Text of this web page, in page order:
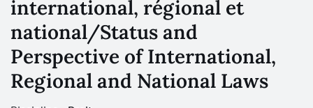
international, régional et
national/Status and
Perspective of International,
Regional and National Laws